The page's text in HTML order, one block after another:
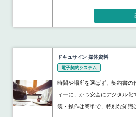
ドキュサイン 媒体資料
電子契約システム
時間や場所を選ばず、契約書の
ィーに、かつ安全にデジタル化
装・操作は簡単で、特別な知識